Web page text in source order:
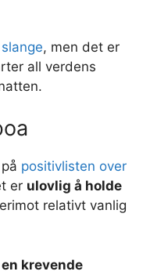
slange, men det er
all verdens
positivlisten over
er ulovlig å holde
relativt vanlig
krevende